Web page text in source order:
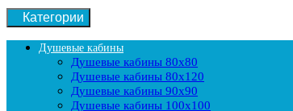
Категории
Душевые кабины
Душевые кабины 80x80
Душевые кабины 80x120
Душевые кабины 90х90
Душевые кабины 100x100